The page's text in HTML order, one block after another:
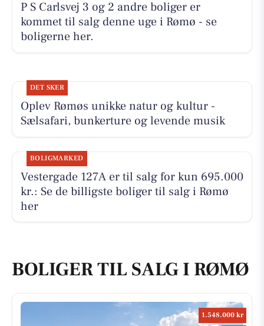
P S Carlsvej 3 og 2 andre boliger er
kommet til salg denne uge i Rømø - se
boligerne her.
DET SKER
Oplev Rømøs unikke natur og kultur -
Sælsafari, bunkerture og levende musik
BOLIGMARKED
Vestergade 127A er til salg for kun 695.000
kr.: Se de billigste boliger til salg i Rømø
her
BOLIGER TIL SALG I RØMØ
1.548.000 kr